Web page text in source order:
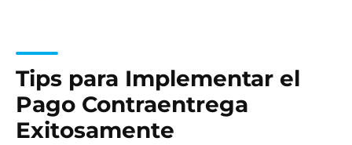
Tips para Implementar el
Pago Contraentrega
Exitosamente